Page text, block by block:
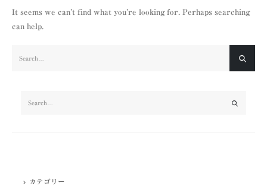
It seems we can’t find what you’re looking for. Perhaps searching
can help.
カテゴリー